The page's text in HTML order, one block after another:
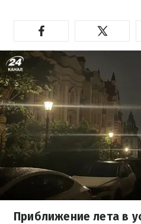
Приближение лета в